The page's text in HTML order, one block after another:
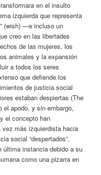
en el insulto
izquierda que representa
(wish) —e incluso un
creo en las libertades
de las mujeres, los
animales y la expansión
a todos los seres
que defiende los
de justicia social
estaban despiertas (The
el apodo, y sin embargo,
el concepto han
más izquierdista hacia
social “despertados”,
última instancia debido a su
como una pizarra en